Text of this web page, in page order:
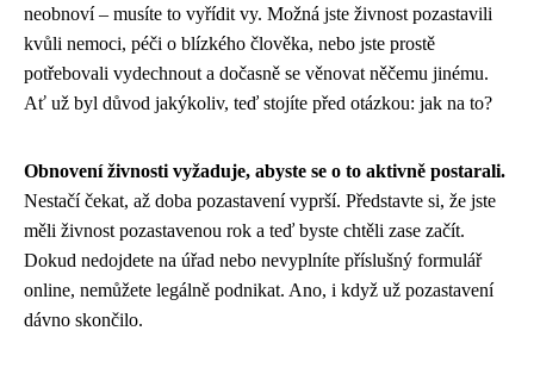
neobnoví – musíte to vyřídit vy. Možná jste živnost pozastavili
kvůli nemoci, péči o blízkého člověka, nebo jste prostě
potřebovali vydechnout a dočasně se věnovat něčemu jinému.
Ať už byl důvod jakýkoliv, teď stojíte před otázkou: jak na to?
Obnovení živnosti vyžaduje, abyste se o to aktivně postarali.
Nestačí čekat, až doba pozastavení vyprší. Představte si, že jste
měli živnost pozastavenou rok a teď byste chtěli zase začít.
Dokud nedojdete na úřad nebo nevyplníte příslušný formulář
online, nemůžete legálně podnikat. Ano, i když už pozastavení
dávno skončilo.